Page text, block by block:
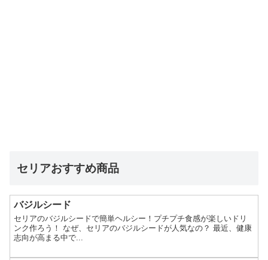
セリアおすすめ商品
バジルシード
セリアのバジルシードで簡単ヘルシー！プチプチ食感が楽しいドリ
ンク作ろう！ なぜ、セリアのバジルシードが人気なの？ 最近、健康
志向が高まる中で...